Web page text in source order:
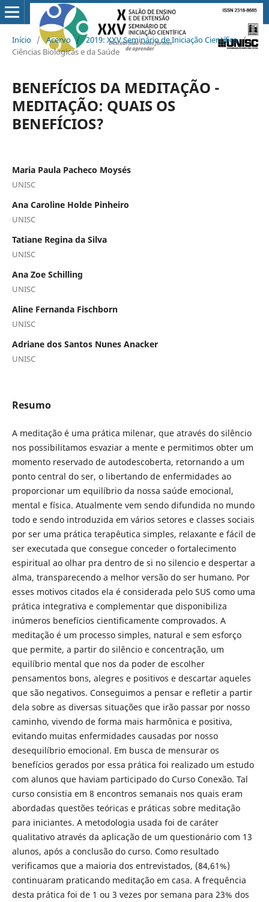
Início / Acervo / 2019: XXV Seminário de Iniciação Científica /
Ciências Biológicas e da Saúde
BENEFÍCIOS DA MEDITAÇÃO -
MEDITAÇÃO: QUAIS OS
BENEFÍCIOS?
Maria Paula Pacheco Moysés
UNISC
Ana Caroline Holde Pinheiro
UNISC
Tatiane Regina da Silva
UNISC
Ana Zoe Schilling
UNISC
Aline Fernanda Fischborn
UNISC
Adriane dos Santos Nunes Anacker
UNISC
Resumo
A meditação é uma prática milenar, que através do silêncio
nos possibilitamos esvaziar a mente e permitimos obter um
momento reservado de autodescoberta, retornando a um
ponto central do ser, o libertando de enfermidades ao
proporcionar um equilíbrio da nossa saúde emocional,
mental e física. Atualmente vem sendo difundida no mundo
todo e sendo introduzida em vários setores e classes sociais
por ser uma prática terapêutica simples, relaxante e fácil de
ser executada que consegue conceder o fortalecimento
espiritual ao olhar pra dentro de si no silencio e despertar a
alma, transparecendo a melhor versão do ser humano. Por
esses motivos citados ela é considerada pelo SUS como uma
prática integrativa e complementar que disponibiliza
inúmeros benefícios cientificamente comprovados. A
meditação é um processo simples, natural e sem esforço
que permite, a partir do silêncio e concentração, um
equilíbrio mental que nos da poder de escolher
pensamentos bons, alegres e positivos e descartar aqueles
que são negativos. Conseguimos a pensar e refletir a partir
dela sobre as diversas situações que irão passar por nosso
caminho, vivendo de forma mais harmônica e positiva,
evitando muitas enfermidades causadas por nosso
desequilíbrio emocional. Em busca de mensurar os
benefícios gerados por essa prática foi realizado um estudo
com alunos que haviam participado do Curso Conexão. Tal
curso consistia em 8 encontros semanais nos quais eram
abordadas questões teóricas e práticas sobre meditação
para iniciantes. A metodologia usada foi de caráter
qualitativo através da aplicação de um questionário com 13
alunos, após a conclusão do curso. Como resultado
verificamos que a maioria dos entrevistados, (84,61%)
continuaram praticando meditação em casa. A frequência
desta prática foi de 1 ou 3 vezes por semana para 23% dos